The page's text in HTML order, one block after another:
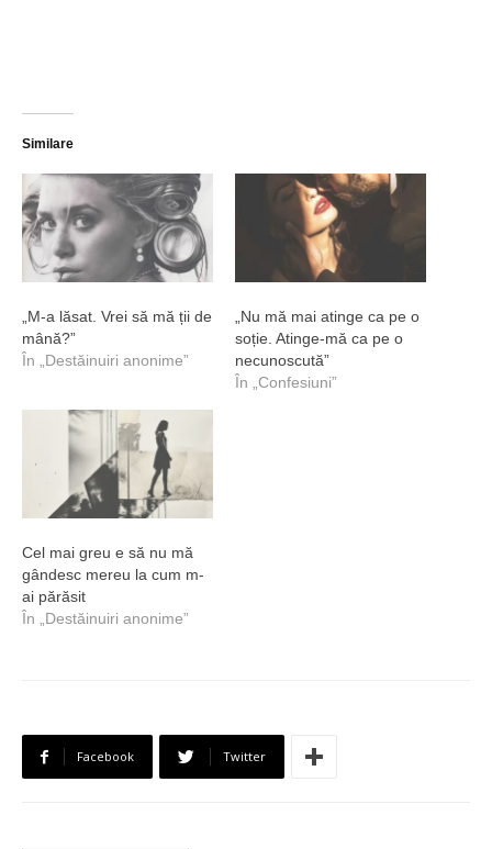
Similare
„M-a lăsat. Vrei să mă ții de
mână?”
În „Destăinuiri anonime”
„Nu mă mai atinge ca pe o
soție. Atinge-mă ca pe o
necunoscută”
În „Confesiuni”
Cel mai greu e să nu mă
gândesc mereu la cum m-
ai părăsit
În „Destăinuiri anonime”
Facebook Twitter